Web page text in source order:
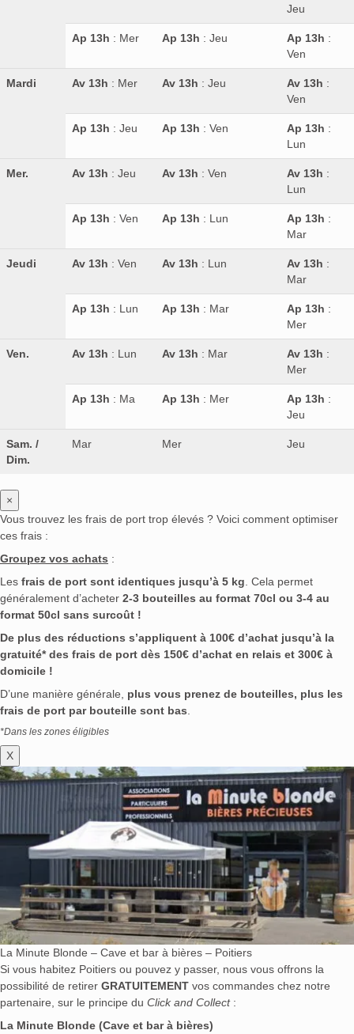
Jeu
Ap 13h : Mer Ap 13h : Jeu Ap 13h :
Ven
Mardi Av 13h : Mer Av 13h : Jeu Av 13h :
Ven
Ap 13h : Jeu Ap 13h : Ven Ap 13h :
Lun
Mer. Av 13h : Jeu Av 13h : Ven Av 13h :
Lun
Ap 13h : Ven Ap 13h : Lun Ap 13h :
Mar
Jeudi Av 13h : Ven Av 13h : Lun Av 13h :
Mar
Ap 13h : Lun Ap 13h : Mar Ap 13h :
Mer
Ven. Av 13h : Lun Av 13h : Mar Av 13h :
Mer
Ap 13h : Ma Ap 13h : Mer Ap 13h :
Jeu
Sam. /
Dim.
Mar Mer Jeu
×
Vous trouvez les frais de port trop élevés ? Voici comment optimiser
ces frais :
Groupez vos achats :
Les frais de port sont identiques jusqu’à 5 kg . Cela permet
généralement d’acheter 2-3 bouteilles au format 70cl ou 3-4 au
format 50cl sans surcoût !
De plus des réductions s’appliquent à 100€ d’achat jusqu’à la
gratuité* des frais de port dès 150€ d’achat en relais et 300€ à
domicile !
D’une manière générale, plus vous prenez de bouteilles, plus les
frais de port par bouteille sont bas
*Dans les zones éligibles
X
La Minute Blonde – Cave et bar à bières – Poitiers
Si vous habitez Poitiers ou pouvez y passer, nous vous offrons la
possibilité de retirer GRATUITEMENT vos commandes chez notre
partenaire, sur le principe du Click and Collect:
La Minute Blonde (Cave et bar à bières)